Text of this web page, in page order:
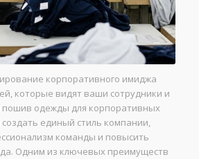
корпоративного имиджа
которые видят ваши сотрудники и
одежды для корпоративных
единый стиль компании,
команды и повысить
Одним из ключевых преимуществ